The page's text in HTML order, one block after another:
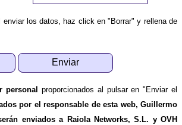
enviar los datos, haz click en "Borrar" y rellena de
personal
proporcionados al pulsar en "Enviar el
por el responsable de esta web, Guillermo
enviados a Raiola Networks, S.L. y OVH